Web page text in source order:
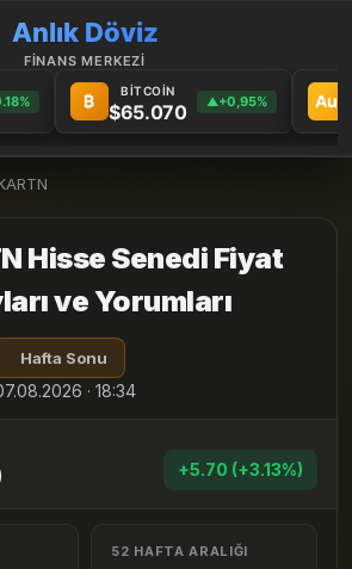
Anlık Döviz
FİNANS MERKEZİ
₿ BİTCOİN
$65.070 ▲+0,95% Au
Hisse Senedi Fiyat
ve Yorumları
Hafta Sonu
· 18:34
+5.70 (+3.13%)
52 HAFTA ARALIĞI